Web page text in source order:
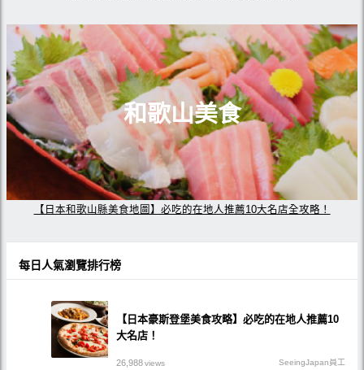
和歌山美食
【日本和歌山縣美食地圖】必吃的在地人推薦10大名店全攻略！
每日人氣瀏覽排行榜
【日本豪斯登堡美食攻略】必吃的在地人推薦10
大名店！
26,988views SeeingJapan員工